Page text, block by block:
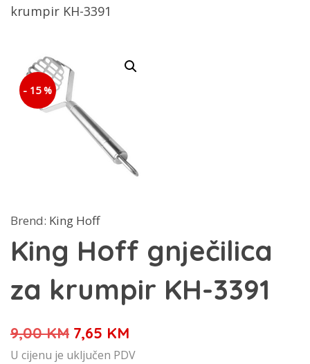
krumpir KH-3391
- 15 %
Brend: King Hoff
King Hoff gnječilica
za krumpir KH-3391
9,00KM Izvorna
cijena
7,65 KM
cijena
U cijenu je uključen PDV